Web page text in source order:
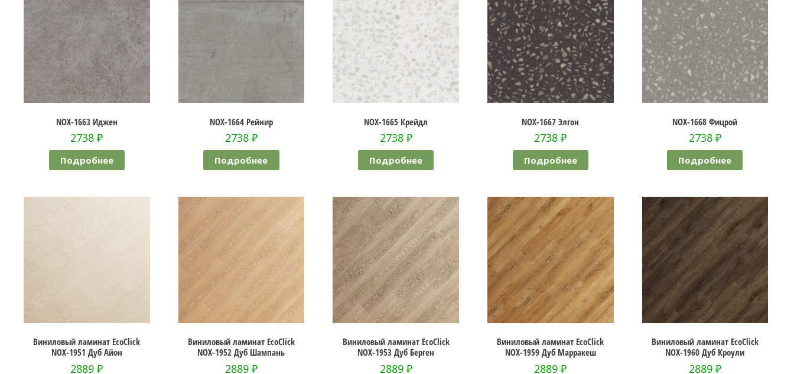
NOX-1663 Иджен
2738₽
Подробнее
NOX-1664 Рейнир
2738 ₽
Подробнее
NOX-1665 Крейдл
2738 ₽
Подробнее
NOX-1667 Элгон
2738₽
Подробнее
NOX-1668 Фицрой
2738 ₽
Подробнее
Виниловый ламинат EcoClick
NOX-1951 Дуб Айон
2889₽
Виниловый ламинат EcoClick
NOX-1952 Дуб Шампань
2889 ₽
Виниловый ламинат EcoClick
NOX-1953 Дуб Берген
2889 ₽
Виниловый ламинат EcoClick
NOX-1959 Дуб Марракеш
2889₽
Виниловый ламинат EcoClick
NOX-1960 Дуб Кроули
2889 ₽